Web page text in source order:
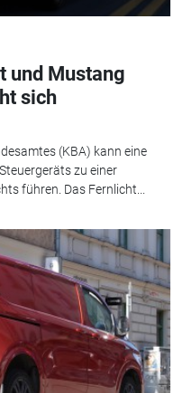
und Mustang
sich
(KBA) kann eine
zu einer
führen. Das Fernlicht...